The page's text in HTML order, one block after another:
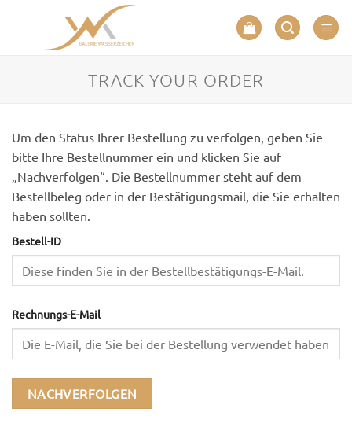
springen
TRACK YOUR ORDER
Um den Status Ihrer Bestellung zu verfolgen, geben Sie
bitte Ihre Bestellnummer ein und klicken Sie auf
„Nachverfolgen“. Die Bestellnummer steht auf dem
Bestellbeleg oder in der Bestätigungsmail, die Sie erhalten
haben sollten.
Bestell-ID
Rechnungs-E-Mail
NACHVERFOLGEN